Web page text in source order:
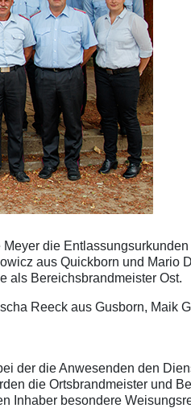
die
aus Quickborn und Mario
als Bereichsbrandmeister Ost.
Reeck aus Gusborn, Maik
der die Anwesenden den
die Ortsbrandmeister und
Inhaber besondere